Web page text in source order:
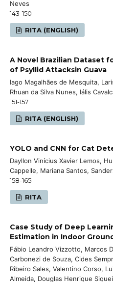
Neves
143-150
RITA (ENGLISH)
A Novel Brazilian Dataset
of Psyllid Attacksin Guava
Iago Magalhães de Mesquita,
Rhuan da Silva Nunes, Iális
151-157
RITA (ENGLISH)
YOLO and CNN for Cat
Dayllon Vinícius Xavier Lemos,
Cappelle, Mariana Santos,
158-165
RITA
Case Study of Deep
Estimation in Indoor
Fábio Leandro Vizzotto, Marcos
Carbonezi de Souza, Cides
Ribeiro Sales, Valentino Corso,
Almeida, Douglas Henrique